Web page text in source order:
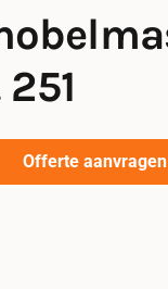
Offerte aanvragen